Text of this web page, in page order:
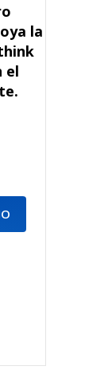
la
el